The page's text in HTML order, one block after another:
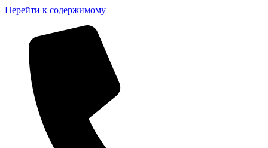
Перейти к содержимому